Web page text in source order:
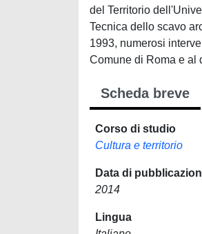
del Territorio
Tecnica dello scavo
1993, numerosi
Comune di Roma e al
Scheda breve
Corso di studio
Cultura e territorio
Data di
2014
Lingua